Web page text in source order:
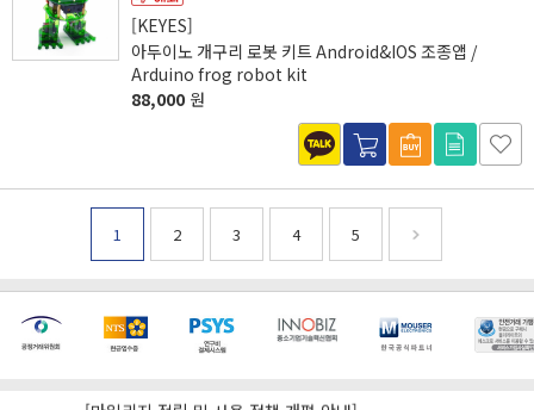
[KEYES]
아두이노 개구리 로봇 키트 Android&IOS 조종앱 /
Arduino frog robot kit
88,000 원
1 2 3 4 5